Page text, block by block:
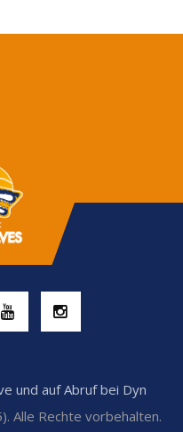
und auf Abruf bei Dyn
Alle Rechte vorbehalten.